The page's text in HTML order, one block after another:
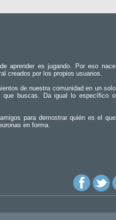
aprender es jugando. Por eso nace
creados por los propios usuarios.
de nuestra comunidad en un solo
que buscas. Da igual lo específico o
para demostrar quién es el que
en forma.